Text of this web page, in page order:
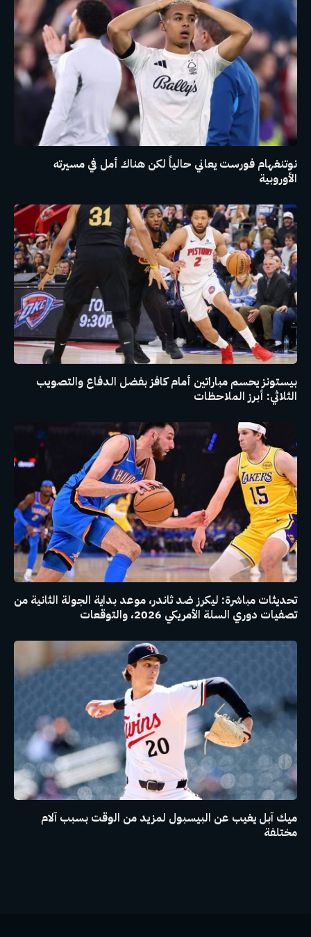
نوتنغهام فورست يعاني حالياً لكن هناك أمل في مسيرته
الأوروبية
بيستونز يحسم مباراتين أمام كافز بفضل الدفاع والتصويب
الثلاثي: أبرز الملاحظات
تحديثات مباشرة: ليكرز ضد ثاندر، موعد بداية الجولة الثانية من
تصفيات دوري السلة الأمريكي 2026، والتوقعات
ميك آبل يغيب عن البيسبول لمزيد من الوقت بسبب آلام
مختلفة